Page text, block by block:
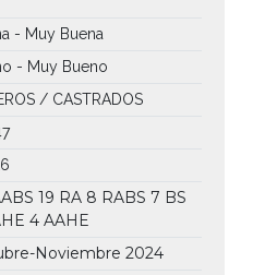
- Muy Buena
- Muy Bueno
/ CASTRADOS
19 RA 8 RABS 7 BS
4 AAHE
Noviembre 2024